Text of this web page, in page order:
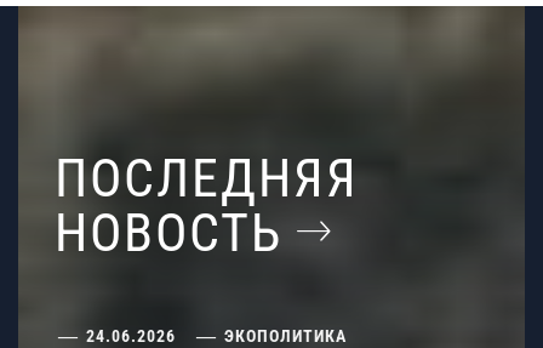
ПОСЛЕДНЯЯ
НОВОСТЬ
24.06.2026 ЭКОПОЛИТИКА